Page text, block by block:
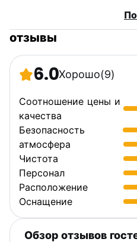
отзывы
6.0Хорошо(9)
Соотношение цены и
качества
Безопасность
атмосфера
Чистота
Персонал
Расположение
Оснащение
Обзор отзывов